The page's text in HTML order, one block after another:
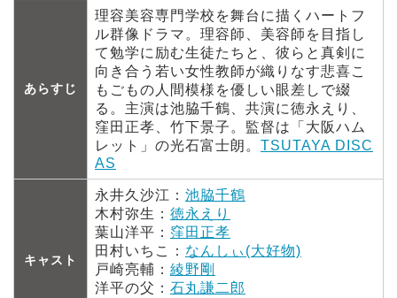
あらすじ
理容美容専門学校を舞台に描くハートフ
ル群像ドラマ。理容師、美容師を目指し
て勉学に励む生徒たちと、彼らと真剣に
向き合う若い女性教師が織りなす悲喜こ
もごもの人間模様を優しい眼差しで綴
る。主演は池脇千鶴、共演に徳永えり、
窪田正孝、竹下景子。監督は「大阪ハム
レット」の光石富士朗。 TSUTAYA DISC
AS
キャスト
永井久沙江： 池脇千鶴
木村弥生： 徳永えり
葉山洋平： 窪田正孝
田村いちこ： なんしぃ(大好物)
戸崎亮輔： 綾野剛
洋平の父： 石丸謙二郎